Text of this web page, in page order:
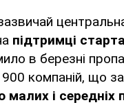
підтримці
в березні
компаній, що
і середніх